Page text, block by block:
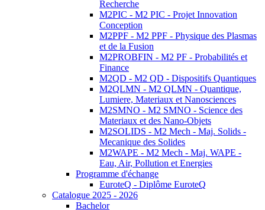
Recherche
M2PIC - M2 PIC - Projet Innovation
Conception
M2PPF - M2 PPF - Physique des Plasmas
et de la Fusion
M2PROBFIN - M2 PF - Probabilités et
Finance
M2QD - M2 QD - Dispositifs Quantiques
M2QLMN - M2 QLMN - Quantique,
Lumiere, Materiaux et Nanosciences
M2SMNO - M2 SMNO - Science des
Materiaux et des Nano-Objets
M2SOLIDS - M2 Mech - Maj. Solids -
Mecanique des Solides
M2WAPE - M2 Mech - Maj. WAPE -
Eau, Air, Pollution et Energies
Programme d'échange
EuroteQ - Diplôme EuroteQ
Catalogue 2025 - 2026
Bachelor